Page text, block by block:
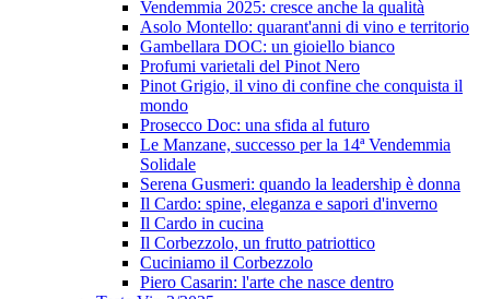
Vendemmia 2025: cresce anche la qualità
Asolo Montello: quarant'anni di vino e territorio
Gambellara DOC: un gioiello bianco
Profumi varietali del Pinot Nero
Pinot Grigio, il vino di confine che conquista il
mondo
Prosecco Doc: una sfida al futuro
Le Manzane, successo per la 14ª Vendemmia
Solidale
Serena Gusmeri: quando la leadership è donna
Il Cardo: spine, eleganza e sapori d'inverno
Il Cardo in cucina
Il Corbezzolo, un frutto patriottico
Cuciniamo il Corbezzolo
Piero Casarin: l'arte che nasce dentro